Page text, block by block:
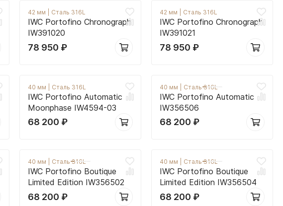
42 мм Сталь 316L
IWC Portofino Chronograph
IW391020
78 950 ₽
42 мм Сталь 316L
IWC Portofino Chronograph
IW391021
78 950 ₽
40 мм Сталь 316L
IWC Portofino Automatic
Moonphase IW4594-03
68 200 ₽
40 мм Сталь 316L
IWC Portofino Automatic
IW356506
68 200 ₽
40 мм Сталь 316L
IWC Portofino Boutique
Limited Edition IW356502
68 200 ₽
40 мм Сталь 316L
IWC Portofino Boutique
Limited Edition IW356504
68 200 ₽